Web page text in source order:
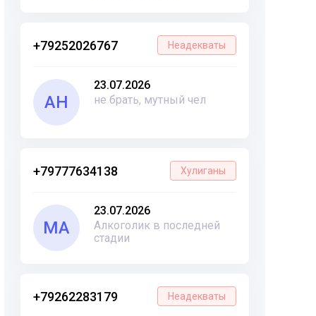
+79252026767 Неадекваты
АН
23.07.2026
не брать, мутный чел
+79777634138 Хулиганы
МА
23.07.2026
Алкоголик в последней
стадии
+79262283179 Неадекваты